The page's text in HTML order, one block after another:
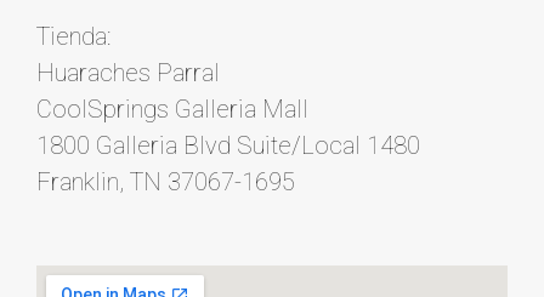
Tienda:
Huaraches Parral
CoolSprings Galleria Mall
1800 Galleria Blvd Suite/Local 1480
Franklin, TN 37067-1695